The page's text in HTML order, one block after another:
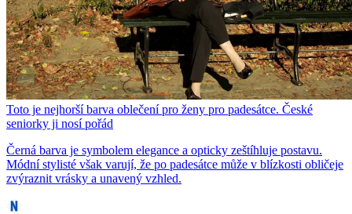
Toto je nejhorší barva oblečení pro ženy pro padesátce. České
seniorky ji nosí pořád
Černá barva je symbolem elegance a opticky zeštíhluje postavu.
Módní stylisté však varují, že po padesátce může v blízkosti obličeje
zvýraznit vrásky a unavený vzhled.